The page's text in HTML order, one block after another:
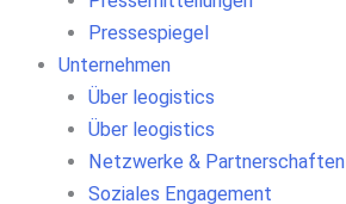
Pressespiegel
Unternehmen
Über leogistics
Über leogistics
Netzwerke & Partnerschaften
Soziales Engagement